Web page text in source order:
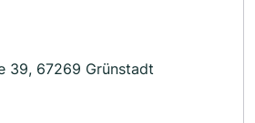
39, 67269 Grünstadt